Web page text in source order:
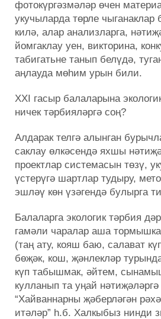
фотокүргәзмәләр өчен
укучыларда төрле
килә, алар анализларга,
йомгаклау уен, викторина,
табигатьне танып белүдә,
аңлауда мөһим урын били.
XXI гасыр балаларына
ничек тәрбияләргә соң?
Алдарак телгә алынган
саклау өлкәсендә яхшы
проектлар системасын төзү,
үстерүгә шартлар тудыру,
эшләү көн үзәгендә булырга
Балаларга экологик тәрбия
гамәли чаралар аша
(таң ату, кояш баю, салават
бөҗәк, кош, җәнлекләр
күп табышмак, әйтем,
кулланып та уңай
“Хайваннарны җәберләгән
итәләр” һ.б. Халкыбыз нинди